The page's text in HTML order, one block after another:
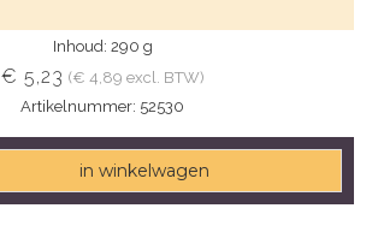
Inhoud: 290 g
€ 5,23 (€ 4,89 excl. BTW)
Artikelnummer: 52530
in winkelwagen